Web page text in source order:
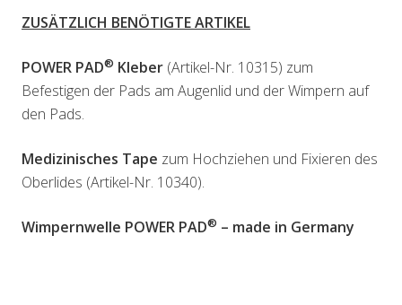
ZUSÄTZLICH BENÖTIGTE ARTIKEL
POWER PAD® Kleber (Artikel-Nr. 10315) zum
Befestigen der Pads am Augenlid und der Wimpern auf
den Pads.
Medizinisches Tape zum Hochziehen und Fixieren des
Oberlides (Artikel-Nr. 10340).
Wimpernwelle POWER PAD® – made in Germany